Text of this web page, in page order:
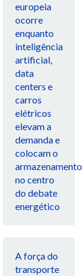
europeia
ocorre
enquanto
inteligência
artificial,
data
centers e
carros
elétricos
elevam a
demanda e
colocam o
armazenamento
no centro
do debate
energético
A força do
transporte